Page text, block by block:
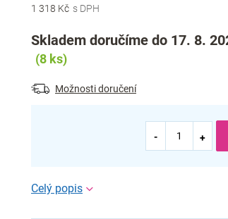
1 318 Kč
Skladem doručíme do 17. 8.
(8 ks)
Možnosti doručení